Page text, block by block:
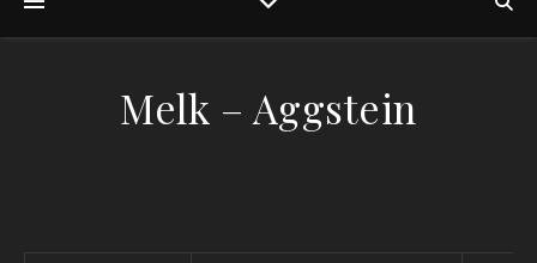
Melk – Aggstein